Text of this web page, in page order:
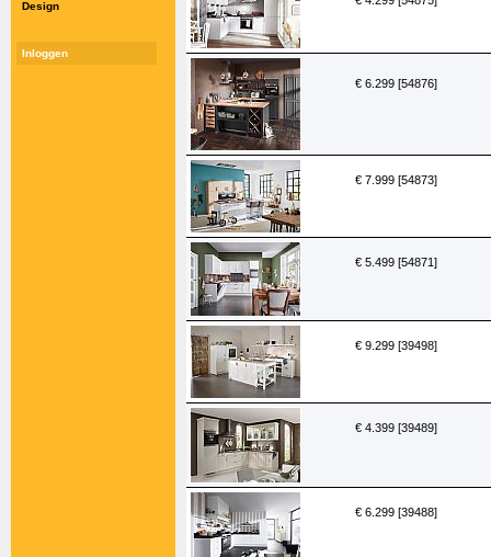
Design
Inloggen
€ 6.299 [54876]
€ 7.999 [54873]
€ 5.499 [54871]
€ 9.299 [39498]
€ 4.399 [39489]
€ 6.299 [39488]